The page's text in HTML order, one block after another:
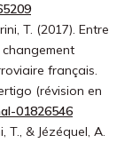
T. (2017). Entre
français.
(révision en
01826546
T., & Jézéquel, A.